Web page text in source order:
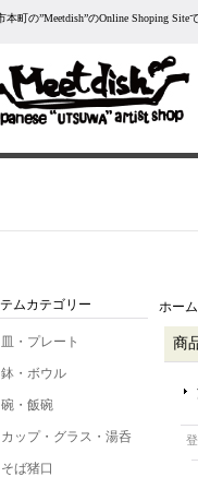
本町の”Meetdish”のOnline Shoping Site
ムカテゴリー
皿・プレート
鉢・ボウル
碗・飯碗
カップ・グラス・湯呑
そば猪口
ホーム
商